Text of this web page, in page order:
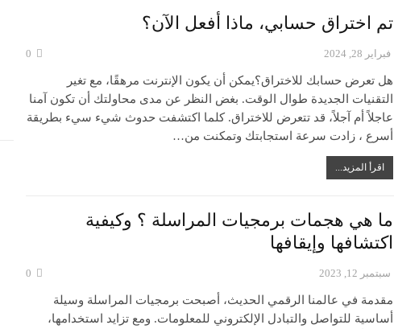
تم اختراق حسابي، ماذا أفعل الآن؟
فبراير 28, 2024
هل تعرض حسابك للاختراق؟يمكن أن يكون الإنترنت مرهقًا، مع تغير
التقنيات الجديدة طوال الوقت. بغض النظر عن مدى محاولتك أن تكون آمنا
عاجلاً أم آجلاً، قد تتعرض للاختراق. كلما اكتشفت حدوث شيء سيء بطريقة
أسرع ، زادت سرعة استجابتك وتمكنت من…
اقرأ المزيد...
ما هي هجمات برمجيات المراسلة ؟ وكيفية
اكتشافها وإيقافها
سبتمبر 12, 2023
مقدمة في عالمنا الرقمي الحديث، أصبحت برمجيات المراسلة وسيلة
أساسية للتواصل والتبادل الإلكتروني للمعلومات. ومع تزايد استخدامها،